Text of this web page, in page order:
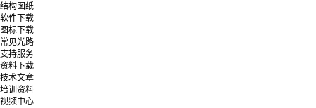
结构图纸
软件下载
图标下载
常见光路
支持服务
资料下载
技术文章
培训资料
视频中心